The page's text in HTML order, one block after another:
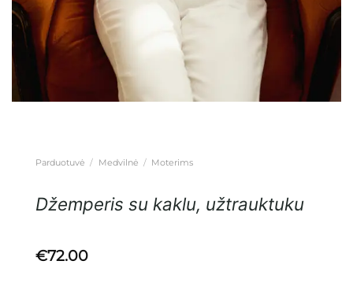
Parduotuvė / Medvilnė / Moterims
Džemperis su kaklu, užtrauktuku
€72.00